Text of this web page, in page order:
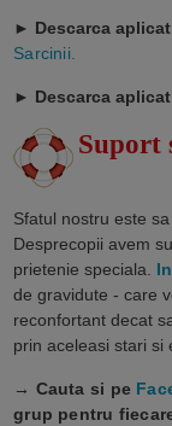
► Descarca
Sarcinii.
► Descarca
Suport
Sfatul nostru este
Desprecopii avem
prietenie speciala.
de gravidute - care
reconfortant decat
prin aceleasi stari si
→ Cauta si pe
grup pentru